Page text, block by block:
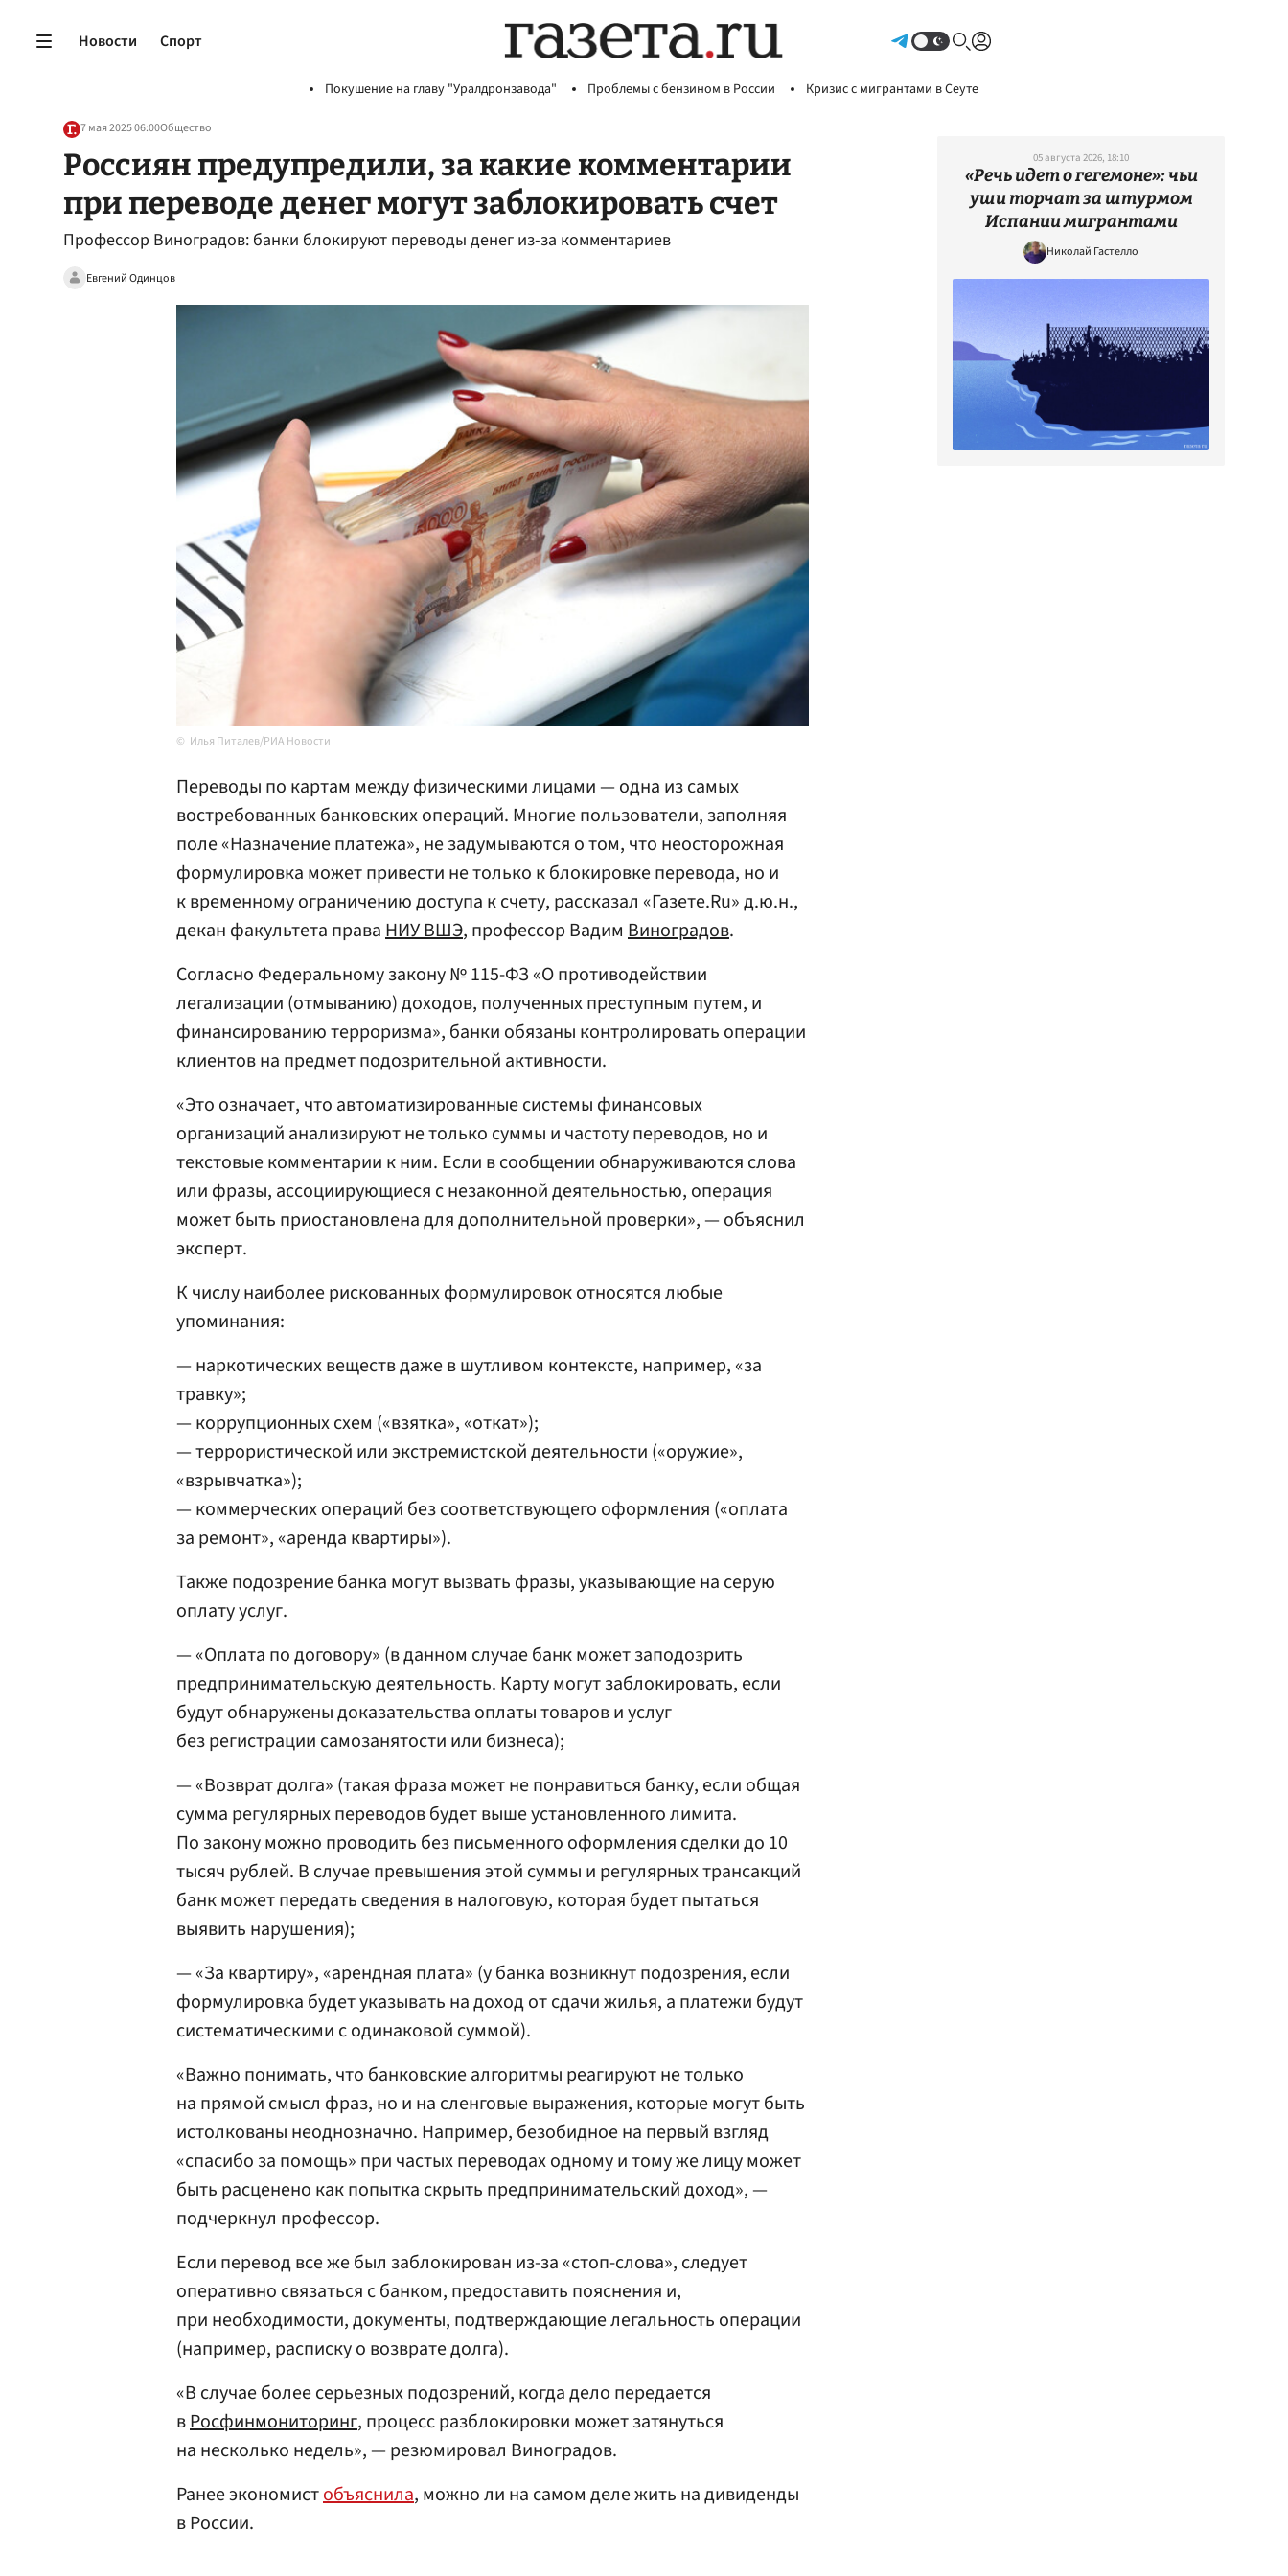
Новости Спорт
Покушение на главу "Уралдронзавода" Проблемы с бензином в России Кризис с мигрантами в Сеуте
7 мая 2025 06:00Общество
Россиян предупредили, за какие комментарии
при переводе денег могут заблокировать счет
Профессор Виноградов: банки блокируют переводы денег из-за комментариев
Евгений Одинцов
Илья Питалев/РИА Новости
Переводы по картам между физическими лицами — одна из самых
востребованных банковских операций. Многие пользователи, заполняя
поле «Назначение платежа», не задумываются о том, что неосторожная
формулировка может привести не только к блокировке перевода, но и
к временному ограничению доступа к счету, рассказал «Газете.Ru» д.ю.н.,
декан факультета праваНИУ ВШЭ, профессор Вадим Виноградов.
Согласно Федеральному закону № 115-ФЗ «О противодействии
легализации (отмыванию) доходов, полученных преступным путем, и
финансированию терроризма», банки обязаны контролировать операции
клиентов на предмет подозрительной активности.
«Это означает, что автоматизированные системы финансовых
организаций анализируют не только суммы и частоту переводов, но и
текстовые комментарии к ним. Если в сообщении обнаруживаются слова
или фразы, ассоциирующиеся с незаконной деятельностью, операция
может быть приостановлена для дополнительной проверки», — объяснил
эксперт.
К числу наиболее рискованных формулировок относятся любые
упоминания:
— наркотических веществ даже в шутливом контексте, например, «за
травку»;
— коррупционных схем («взятка», «откат»);
— террористической или экстремистской деятельности («оружие»,
«взрывчатка»);
— коммерческих операций без соответствующего оформления («оплата
за ремонт», «аренда квартиры»).
Также подозрение банка могут вызвать фразы, указывающие на серую
оплату услуг.
— «Оплата по договору» (в данном случае банк может заподозрить
предпринимательскую деятельность. Карту могут заблокировать, если
будут обнаружены доказательства оплаты товаров и услуг
без регистрации самозанятости или бизнеса);
— «Возврат долга» (такая фраза может не понравиться банку, если общая
сумма регулярных переводов будет выше установленного лимита.
По закону можно проводить без письменного оформления сделки до 10
тысяч рублей. В случае превышения этой суммы и регулярных трансакций
банк может передать сведения в налоговую, которая будет пытаться
выявить нарушения);
— «За квартиру», «арендная плата» (у банка возникнут подозрения, если
формулировка будет указывать на доход от сдачи жилья, а платежи будут
систематическими с одинаковой суммой).
«Важно понимать, что банковские алгоритмы реагируют не только
на прямой смысл фраз, но и на сленговые выражения, которые могут быть
истолкованы неоднозначно. Например, безобидное на первый взгляд
«спасибо за помощь» при частых переводах одному и тому же лицу может
быть расценено как попытка скрыть предпринимательский доход», —
подчеркнул профессор.
Если перевод все же был заблокирован из-за «стоп-слова», следует
оперативно связаться с банком, предоставить пояснения и,
при необходимости, документы, подтверждающие легальность операции
(например, расписку о возврате долга).
«В случае более серьезных подозрений, когда дело передается
вРосфинмониторинг, процесс разблокировки может затянуться
на несколько недель», — резюмировал Виноградов.
Ранее экономистобъяснила, можно ли на самом деле жить на дивиденды
в России.
05 августа 2026, 18:10
«Речь идет о гегемоне»: чьи
уши торчат за штурмом
Испании мигрантами
Николай Гастелло